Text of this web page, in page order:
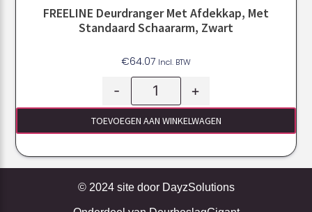
FREELINE Deurdranger Met Afdekkap, Met
Standaard Schaararm, Zwart
€64.07 Incl. BTW
- +
TOEVOEGEN AAN WINKELWAGEN
© 2024 site door DayzSolutions